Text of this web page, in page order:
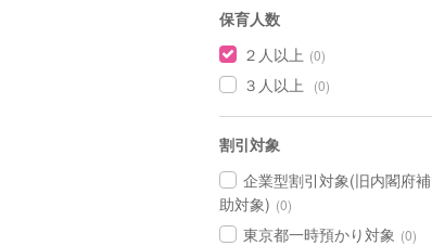
保育人数
２人以上 (0)
３人以上 (0)
割引対象
企業型割引対象(旧内閣府補
助対象) (0)
東京都一時預かり対象 (0)